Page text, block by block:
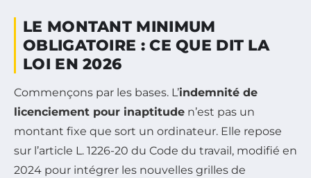
LE MONTANT MINIMUM
OBLIGATOIRE : CE QUE DIT LA
LOI EN 2026
Commençons par les bases. L’indemnité de
licenciement pour inaptitude n’est pas un
montant fixe que sort un ordinateur. Elle repose
sur l’article L. 1226-20 du Code du travail, modifié en
2024 pour intégrer les nouvelles grilles de